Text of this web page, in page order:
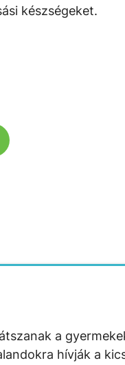
készségeket.
a
hívják a